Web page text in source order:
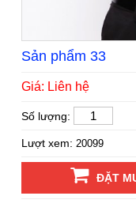
Sản phẩm 33
Giá: Liên hệ
Số lượng:
Lượt xem: 20099
ĐẶT